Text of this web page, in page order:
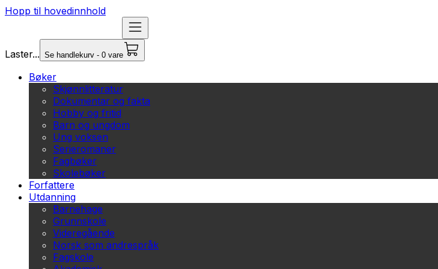
Hopp til hovedinnhold
Laster... Se handlekurv - 0 vare
Bøker
Skjønnlitteratur
Dokumentar og fakta
Hobby og fritid
Barn og ungdom
Ung voksen
Serieromaner
Fagbøker
Skolebøker
Forfattere
Utdanning
Barnehage
Grunnskole
Videregående
Norsk som andrespråk
Fagskole